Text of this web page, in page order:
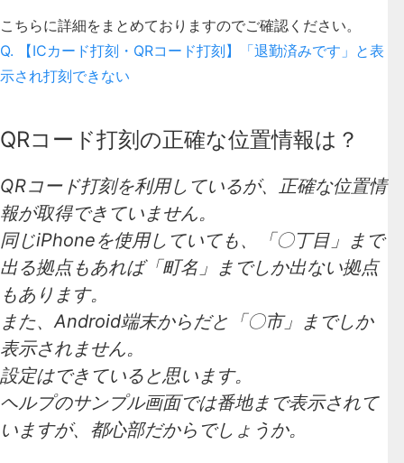
こちらに詳細をまとめておりますのでご確認ください。
Q. 【ICカード打刻・QRコード打刻】「退勤済みです」と表
示され打刻できない
QRコード打刻の正確な位置情報は？
QRコード打刻を利用しているが、正確な位置情
報が取得できていません。
同じiPhoneを使用していても、「〇丁目」まで
出る拠点もあれば「町名」までしか出ない拠点
もあります。
また、Android端末からだと「〇市」までしか
表示されません。
設定はできていると思います。
ヘルプのサンプル画面では番地まで表示されて
いますが、都心部だからでしょうか。